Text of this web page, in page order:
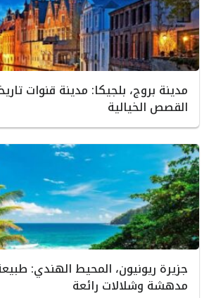
مدينة بروج، بلجيكا: مدينة قنوات
القصص الخيالية
جزيرة ريونيون، المحيط الهندي:
مدهشة وشلالات رائعة